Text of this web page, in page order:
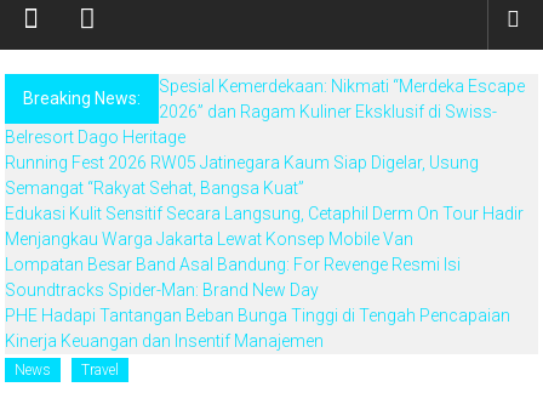
Breaking News:
Spesial Kemerdekaan: Nikmati “Merdeka Escape
2026” dan Ragam Kuliner Eksklusif di Swiss-
Belresort Dago Heritage
Running Fest 2026 RW05 Jatinegara Kaum Siap Digelar, Usung
Semangat “Rakyat Sehat, Bangsa Kuat”
Edukasi Kulit Sensitif Secara Langsung, Cetaphil Derm On Tour Hadir
Menjangkau Warga Jakarta Lewat Konsep Mobile Van
Lompatan Besar Band Asal Bandung: For Revenge Resmi Isi
Soundtracks Spider-Man: Brand New Day
PHE Hadapi Tantangan Beban Bunga Tinggi di Tengah Pencapaian
Kinerja Keuangan dan Insentif Manajemen
News Travel